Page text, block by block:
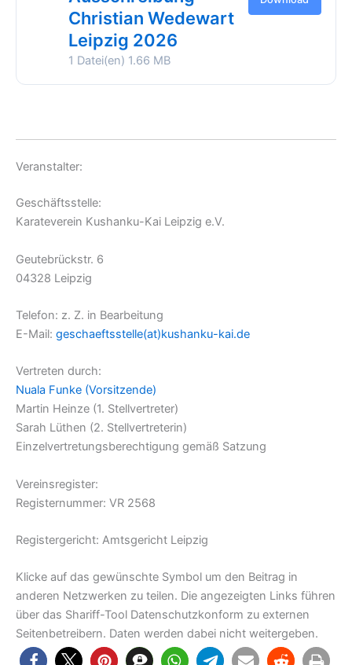
Christian Wedewart
Leipzig 2026
1 Datei(en) 1.66 MB
Veranstalter:
Geschäftsstelle:
Karateverein Kushanku-Kai Leipzig e.V.
Geutebrückstr. 6
04328 Leipzig
Telefon: z. Z. in Bearbeitung
E-Mail: geschaeftsstelle(at)kushanku-kai.de
Vertreten durch:
Nuala Funke (Vorsitzende)
Martin Heinze (1. Stellvertreter)
Sarah Lüthen (2. Stellvertreterin)
Einzelvertretungsberechtigung gemäß Satzung
Vereinsregister:
Registernummer: VR 2568
Registergericht: Amtsgericht Leipzig
Klicke auf das gewünschte Symbol um den Beitrag in
anderen Netzwerken zu teilen. Die angezeigten Links führen
über das Shariff-Tool Datenschutzkonform zu externen
Seitenbetreibern. Daten werden dabei nicht weitergeben.